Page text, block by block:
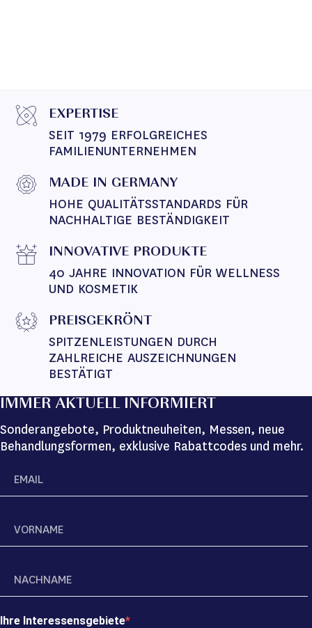
EXPERTISE
SEIT 1979 ERFOLGREICHES
FAMILIENUNTERNEHMEN
MADE IN GERMANY
HOHE QUALITÄTSSTANDARDS FÜR
NACHHALTIGE BESTÄNDIGKEIT
INNOVATIVE PRODUKTE
40 JAHRE INNOVATION FÜR WELLNESS
UND KOSMETIK
PREISGEKRÖNT
SPITZENLEISTUNGEN DURCH
ZAHLREICHE AUSZEICHNUNGEN
BESTÄTIGT
IMMER AKTUELL INFORMIERT
Sonderangebote, Produktneuheiten, Messen, neue
Behandlungsformen, exklusive Rabattcodes und mehr.
Ihre Interessensgebiete